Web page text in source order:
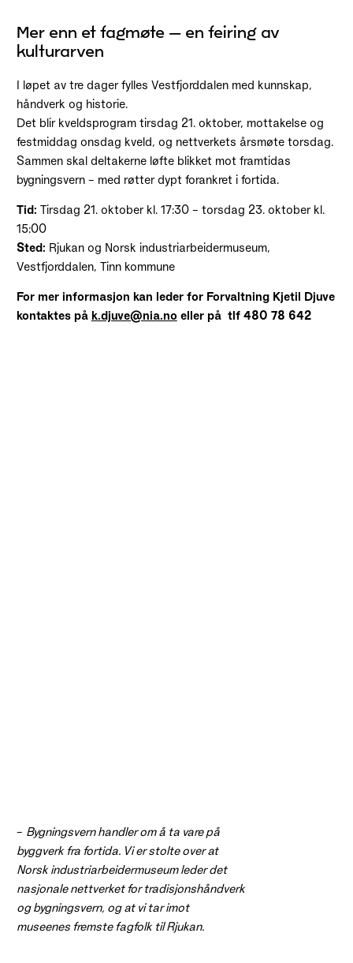
Mer enn et fagmøte – en feiring av
kulturarven
I løpet av tre dager fylles Vestfjorddalen med kunnskap,
håndverk og historie.
Det blir kveldsprogram tirsdag 21. oktober, mottakelse og
festmiddag onsdag kveld, og nettverkets årsmøte torsdag.
Sammen skal deltakerne løfte blikket mot framtidas
bygningsvern – med røtter dypt forankret i fortida.
Tid: Tirsdag 21. oktober kl. 17:30 – torsdag 23. oktober kl.
15:00
Sted: Rjukan og Norsk industriarbeidermuseum,
Vestfjorddalen, Tinn kommune
For mer informasjon kan leder for Forvaltning Kjetil Djuve
kontaktes på k.djuve@nia.no eller på tlf 480 78 642
– Bygningsvern handler om å ta vare på
byggverk fra fortida. Vi er stolte over at
Norsk industriarbeidermuseum leder det
nasjonale nettverket for tradisjonshåndverk
og bygningsvern, og at vi tar imot
museenes fremste fagfolk til Rjukan.